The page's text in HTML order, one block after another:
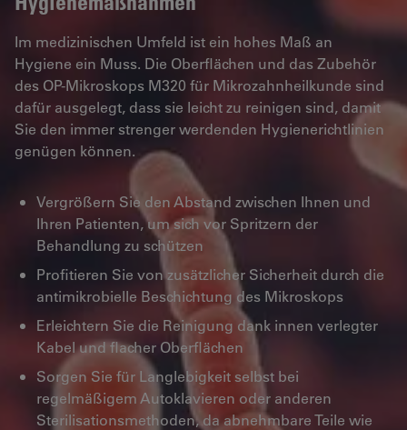
Im medizinischen Umfeld ist ein hohes Maß an
Hygiene ein Muss. Die Oberflächen und das Zubehör
des OP-Mikroskops M320 für Mikrozahnheilkunde sind
dafür ausgelegt, dass sie leicht zu reinigen sind, damit
Sie den immer strenger werdenden Hygienerichtlinien
genügen können.
Vergrößern Sie den Abstand zwischen Ihnen und
Ihren Patienten, um sich vor Spritzern der
Behandlung zu schützen
Profitieren Sie von zusätzlicher Sicherheit durch die
antimikrobielle Beschichtung des Mikroskops
Erleichtern Sie die Reinigung dank innen verlegter
Kabel und flacher Oberflächen
Sorgen Sie für Langlebigkeit selbst bei
regelmäßigem Autoklavieren oder anderen
Sterilisationsmethoden, da abnehmbare Teile wie